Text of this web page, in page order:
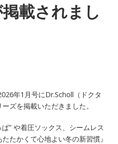
載されまし
年1月号にDr.Scholl（ドクタ
ズを掲載いただきました。
” や着圧ソックス、シームレス
たかくて心地よい冬の新習慣』